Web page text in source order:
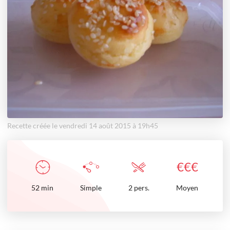
Recette créée le vendredi 14 août 2015 à 19h45
€€€
52 min Simple 2 pers. Moyen